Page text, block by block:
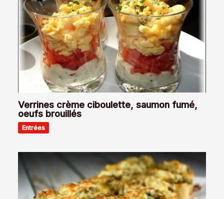
Verrines crème ciboulette, saumon fumé,
oeufs brouillés
Entrées